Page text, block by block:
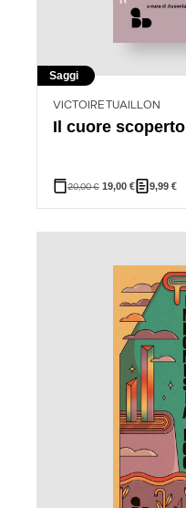
Saggi
VICTOIRE TUAILLON
Il cuore scoperto
20,00€ 19,00 € 9,99 €